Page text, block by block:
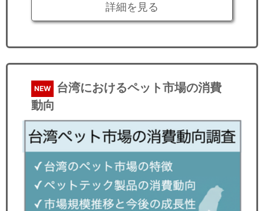
詳細を見る
NEW
台湾におけるペット市場の消費
動向